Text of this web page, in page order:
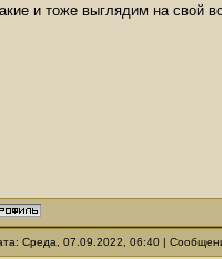
и тоже выглядим на свой
Среда, 07.09.2022, 06:40 |